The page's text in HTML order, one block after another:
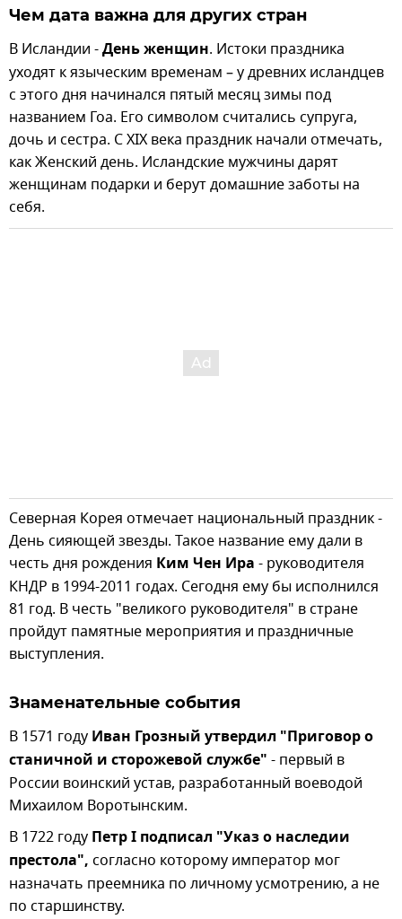
Чем дата важна для других стран
В Исландии -День женщин. Истоки праздника
уходят к языческим временам – у древних исландцев
с этого дня начинался пятый месяц зимы под
названием Гоа. Его символом считались супруга,
дочь и сестра. С ХIХ века праздник начали отмечать,
как Женский день. Исландские мужчины дарят
женщинам подарки и берут домашние заботы на
себя.
Северная Корея отмечает национальный праздник -
День сияющей звезды. Такое название ему дали в
честь дня рождения Ким Чен Ира - руководителя
КНДР в 1994-2011 годах. Сегодня ему бы исполнился
81 год. В честь "великого руководителя" в стране
пройдут памятные мероприятия и праздничные
выступления.
Знаменательные события
В 1571 году Иван Грозный утвердил "Приговор о
станичной и сторожевой службе" - первый в
России воинский устав, разработанный воеводой
Михаилом Воротынским.
В 1722 году Петр I подписал "Указ о наследии
престола", согласно которому император мог
назначать преемника по личному усмотрению, а не
по старшинству.